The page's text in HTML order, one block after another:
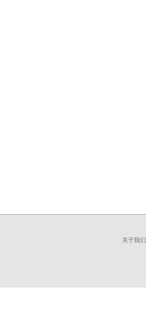
关于我们